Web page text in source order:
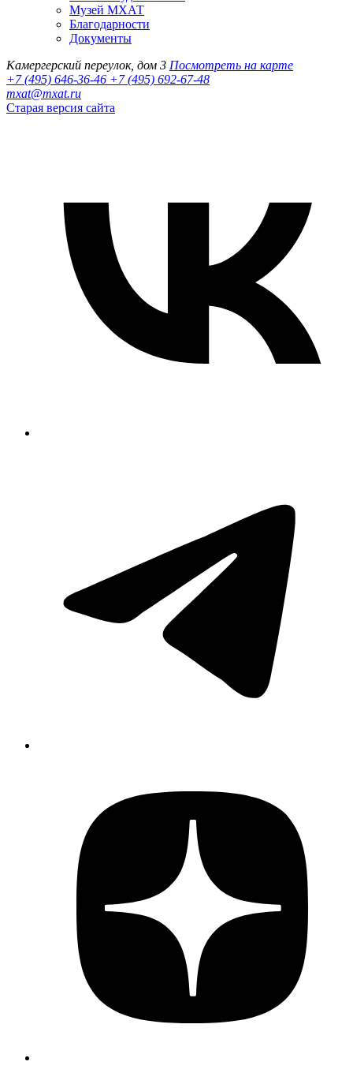
Музей МХАТ
Благодарности
Документы
Камергерский переулок, дом 3 Посмотреть на карте
+7 (495) 646-36-46 +7 (495) 692-67-48‬
mxat@mxat.ru
Старая версия сайта